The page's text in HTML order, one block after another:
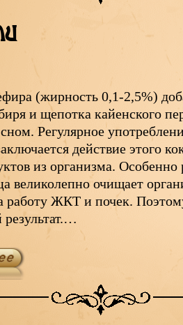
(жирность 0,1-2,5%)
и щепотка кайенского
Регулярное
действие этого
из организма. Особенно
великолепно очищает
работу ЖКТ и почек.
результат.…